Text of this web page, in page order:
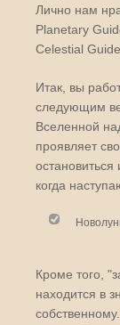
Лично нам
Planetary
Celestial
Итак, вы
следующим
Вселенной
проявляет
когда
Кроме того,
находится в